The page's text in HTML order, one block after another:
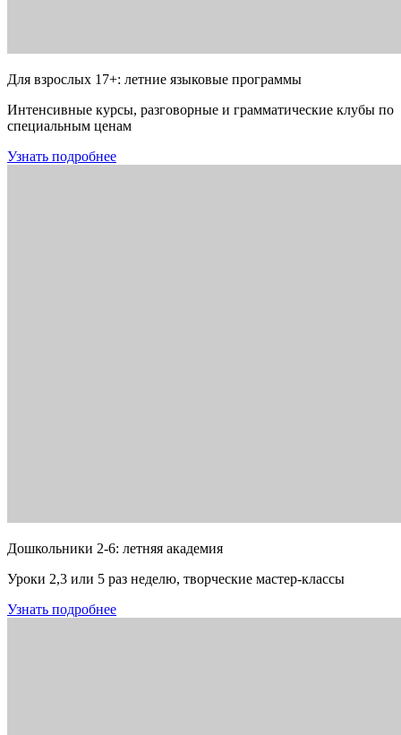
Для взрослых 17+: летние языковые программы
Интенсивные курсы, разговорные и грамматические клубы по
специальным ценам
Узнать подробнее
Дошкольники 2-6: летняя академия
Уроки 2,3 или 5 раз неделю, творческие мастер-классы
Узнать подробнее